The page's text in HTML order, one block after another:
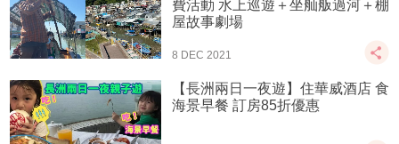
費活動 水上巡遊＋坐舢舨過河＋棚
屋故事劇場
8 DEC 2021
【長洲兩日一夜遊】住華威酒店 食
海景早餐 訂房85折優惠